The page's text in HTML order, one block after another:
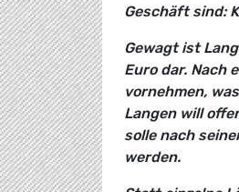
Geschäft sind:
Gewagt ist
Euro dar. Nach
vornehmen,
Langen will
solle nach
werden.